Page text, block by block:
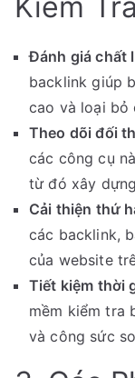
Đánh giá chất
backlink giúp
cao và loại bỏ
Theo dõi đối
các công cụ
từ đó xây
Cải thiện thứ
các backlink,
của website
Tiết kiệm thời
mềm kiểm tra
và công sức